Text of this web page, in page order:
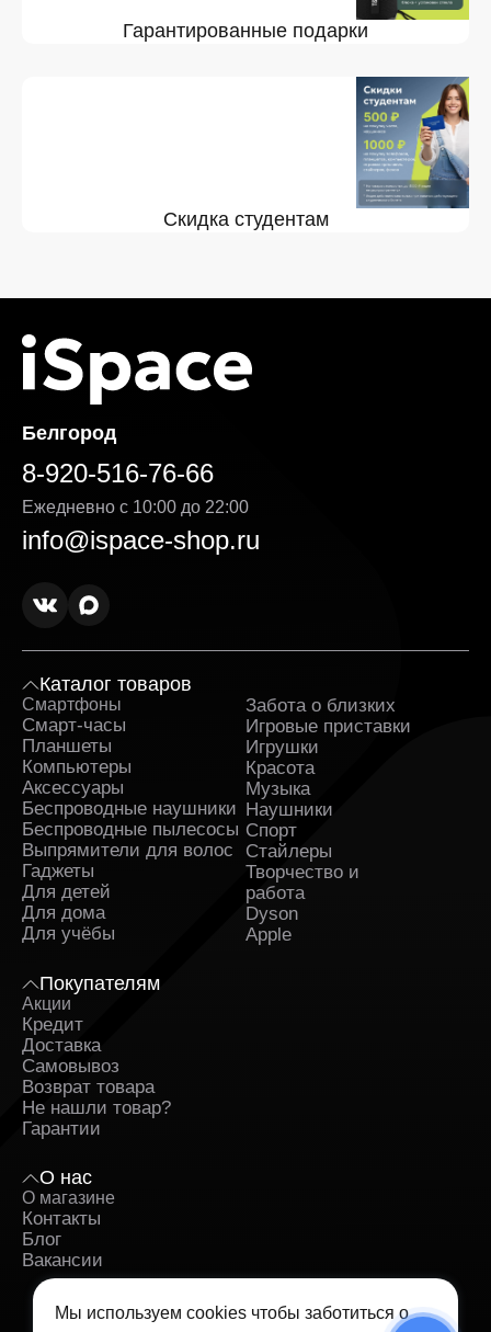
Гарантированные подарки
Скидка студентам
Мы используем cookies чтобы заботиться о
Белгород
8-920-516-76-66
Ежедневно с 10:00 до 22:00
info@ispace-shop.ru
Каталог товаров
Смартфоны
Смарт-часы
Планшеты
Компьютеры
Аксессуары
Беспроводные наушники
Беспроводные пылесосы
Выпрямители для волос
Гаджеты
Для детей
Для дома
Для учёбы
Забота о близких
Игровые приставки
Игрушки
Красота
Музыка
Наушники
Спорт
Стайлеры
Творчество и
работа
Dyson
Apple
Покупателям
Акции
Кредит
Доставка
Самовывоз
Возврат товара
Не нашли товар?
Гарантии
О нас
О магазине
Контакты
Блог
Вакансии